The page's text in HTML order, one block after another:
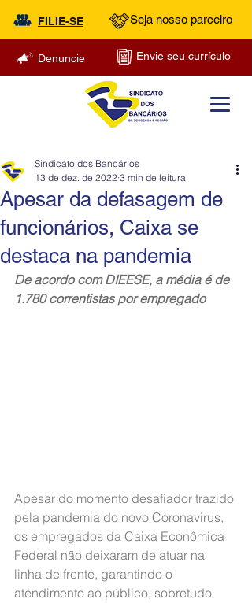
FILIE-SE Seja nosso parceiro
Denuncie Envie seu currículo
Apesar da defasagem de
funcionários, Caixa se
destaca na pandemia
Sindicato dos Bancários
13 de dez. de 2022 3 min de leitura
De acordo com DIEESE, a média é de
1.780 correntistas por empregado
Apesar do momento desafiador trazido
pela pandemia do novo Coronavirus,
os empregados da Caixa Econômica
Federal não deixaram de atuar na
linha de frente, garantindo o
atendimento ao público, sobretudo